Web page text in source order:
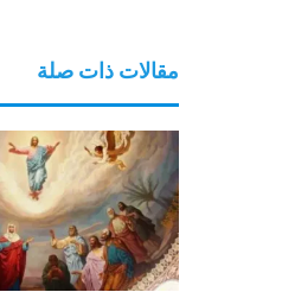
مقالات ذات صلة